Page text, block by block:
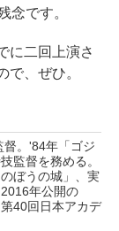
念です。
に二回上演さ
、ぜひ。
督。'84年「ゴジ
監督を務める。
ぼうの城」、実
年公開の
40回日本アカデ